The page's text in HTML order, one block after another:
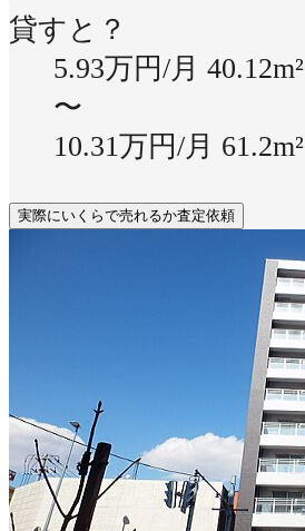
貸すと？
5.93万円/月 40.12m²
〜
10.31万円/月 61.2m²
実際にいくらで売れるか査定依頼